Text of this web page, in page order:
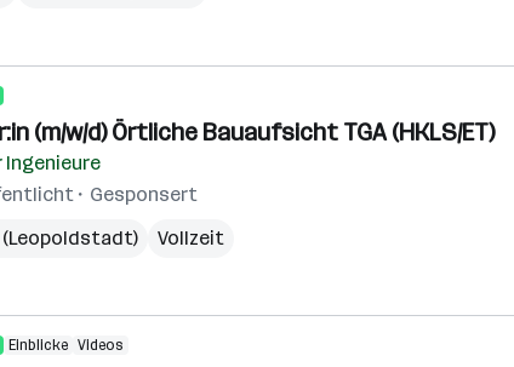
(m/w/d) Örtliche Bauaufsicht TGA (HKLS/ET)
Ingenieure
Gesponsert
(Leopoldstadt)
Vollzeit
Einblicke Videos